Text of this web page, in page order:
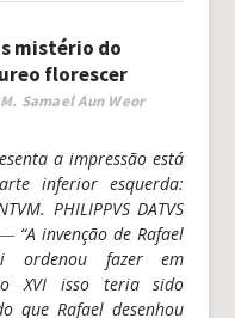
mistério do
florescer
Samael Aun Weor
a impressão está
inferior esquerda:
PHILIPPVS DATVS
― “A invenção de Rafael
ordenou fazer em
XVI isso teria sido
que Rafael desenhou